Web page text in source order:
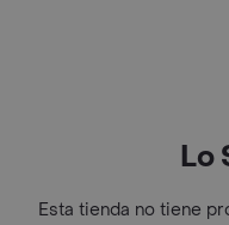
Lo
Esta tienda no tiene